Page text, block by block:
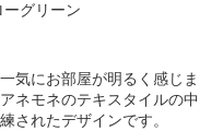
グリーン
気にお部屋が明るく感じま
ネモネのテキスタイルの中
されたデザインです。